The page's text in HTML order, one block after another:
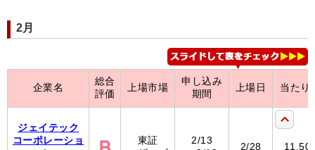
2月
企業名
ジェイテック
コーポレーショ
総合
評価
上場市場
申し込み
期間
上場日 当たり
東証
2/13
2/28